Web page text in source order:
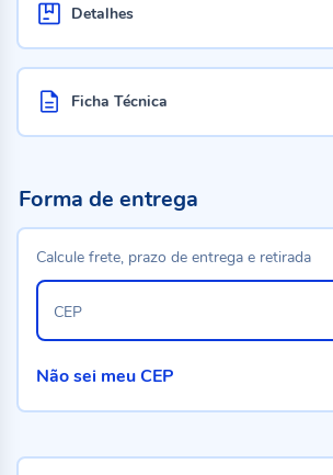
Detalhes
Ficha Técnica
Forma de entrega
Calcule frete, prazo de entrega e retirada
CEP
Não sei meu CEP